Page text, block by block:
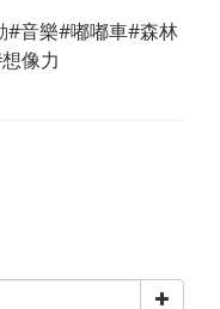
音樂#嘟嘟車#森林
像力